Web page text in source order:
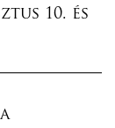
10. és